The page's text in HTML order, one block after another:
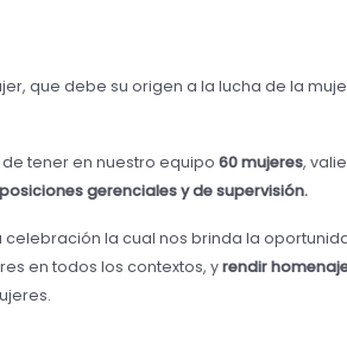
que debe su origen a la lucha de la
tener en nuestro equipo 60 mujeres,
posiciones gerenciales y de supervisión.
la cual nos brinda la
en todos los contextos, yrendir